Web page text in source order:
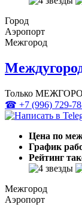
Город
Аэропорт
Межгород
Только
☎ +7 (996) 729-
Цена по
График
Рейтинг
Межгород
Аэропорт